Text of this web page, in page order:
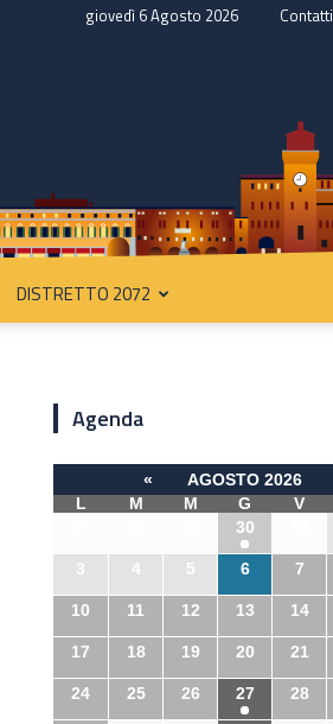
giovedì 6 Agosto 2026 Contatti
DISTRETTO 2072
Agenda
« AGOSTO 2026
L
M M G V
30
3 4 5 6 7
10 11 12 13 14
17 18 19 20 21
24 25 26 27 28